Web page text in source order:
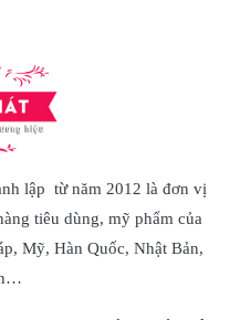
lập từ năm 2012 là đơn vị
tiêu dùng, mỹ phẩm của
Mỹ, Hàn Quốc, Nhật Bản,